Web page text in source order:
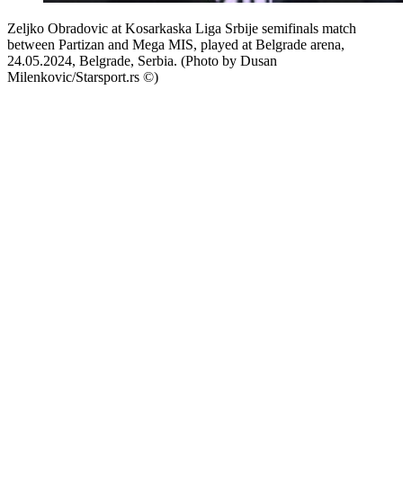
Zeljko Obradovic at Kosarkaska Liga Srbije semifinals match
between Partizan and Mega MIS, played at Belgrade arena,
24.05.2024, Belgrade, Serbia. (Photo by Dusan
Milenkovic/Starsport.rs ©)